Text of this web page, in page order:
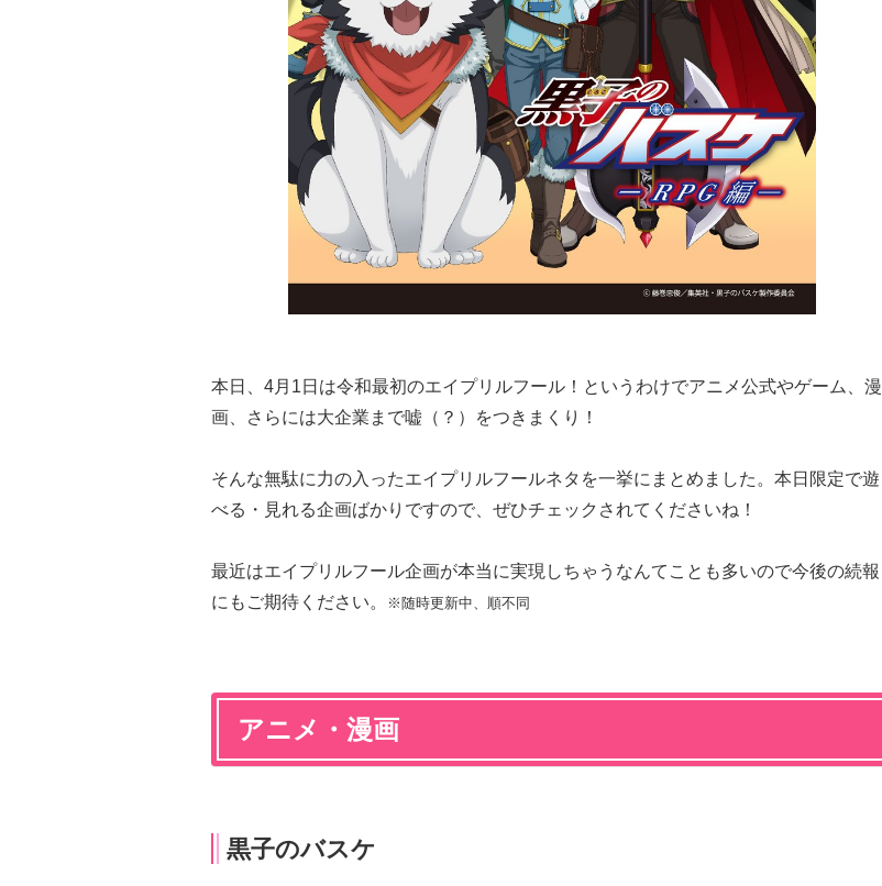
本日、4月1日は令和最初のエイプリルフール！というわけでアニメ公式やゲーム、漫
画、さらには大企業まで嘘（？）をつきまくり！
そんな無駄に力の入ったエイプリルフールネタを一挙にまとめました。本日限定で遊
べる・見れる企画ばかりですので、ぜひチェックされてくださいね！
最近はエイプリルフール企画が本当に実現しちゃうなんてことも多いので今後の続報
にもご期待ください。
※随時更新中、順不同
アニメ・漫画
黒子のバスケ